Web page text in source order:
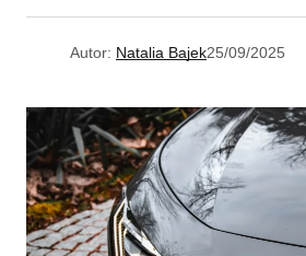
Autor: Natalia Bajek25/09/2025